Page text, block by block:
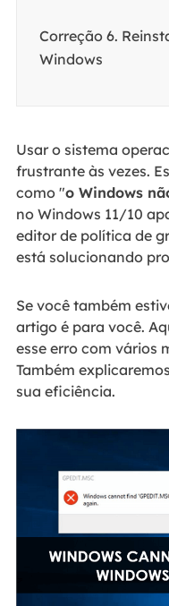
Correção 6.
Windows
Usar o sistema
frustrante às vezes.
como "o Windows
no Windows 11/10
editor de política de
está solucionando
Se você também
artigo é para você.
esse erro com vários
Também
sua eficiência.